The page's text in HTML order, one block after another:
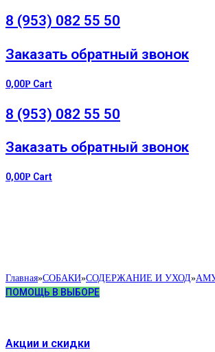
8 (953) 082 55 50
Заказать обратный звонок
0,00Р Cart
8 (953) 082 55 50
Заказать обратный звонок
0,00Р Cart
Главная»СОБАКИ»СОДЕРЖАНИЕ И УХОД»
ПОМОЩЬ В ВЫБОРЕ
Акции и скидки